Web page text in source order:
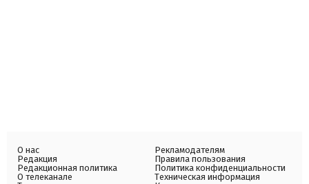
О нас
Редакция
Редакционная политика
О телеканале
Рекламодателям
Правила пользования
Политика конфиденциальности
Техническая информация